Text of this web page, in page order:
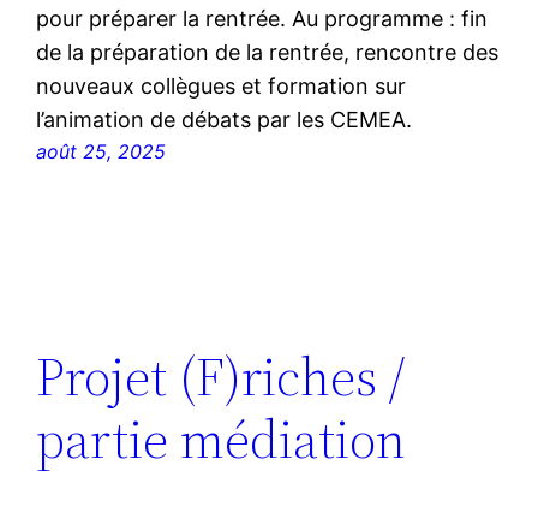
pour préparer la rentrée. Au programme : fin
de la préparation de la rentrée, rencontre des
nouveaux collègues et formation sur
l’animation de débats par les CEMEA.
août 25, 2025
Projet (F)riches /
partie médiation